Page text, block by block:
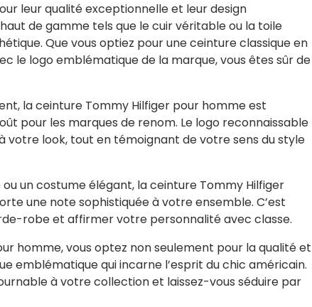
leur qualité exceptionnelle et leur design
de gamme tels que le cuir véritable ou la toile
Que vous optiez pour une ceinture classique en
le logo emblématique de la marque, vous êtes sûr de
la ceinture Tommy Hilfiger pour homme est
pour les marques de renom. Le logo reconnaissable
look, tout en témoignant de votre sens du style
un costume élégant, la ceinture Tommy Hilfiger
une note sophistiquée à votre ensemble. C’est
robe et affirmer votre personnalité avec classe.
homme, vous optez non seulement pour la qualité et
emblématique qui incarne l’esprit du chic américain.
à votre collection et laissez-vous séduire par